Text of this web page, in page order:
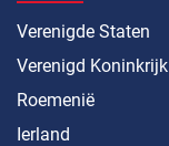
Verenigde Staten
Verenigd Koninkrijk
Roemenië
Ierland